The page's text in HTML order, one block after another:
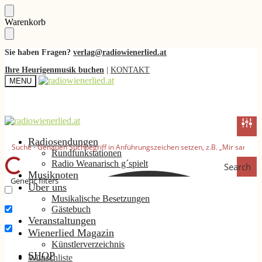
Skip
to
navigation
Skip
to
content
Warenkorb
Sie haben Fragen? verlag@radiowienerlied.at
Ihre Heurigenmusik buchen
KONTAKT
MENU
Search
Generic filters
Nur exakte Ergebnisse
Suche im Titel
Suche im Inhalt
Wunschliste
Radiosendungen
Rundfunkstationen
Radio Weanarisch g´spielt
Musiknoten
Über uns
Musikalische Besetzungen
Gästebuch
Veranstaltungen
Wienerlied Magazin
Künstlerverzeichnis
SHOP